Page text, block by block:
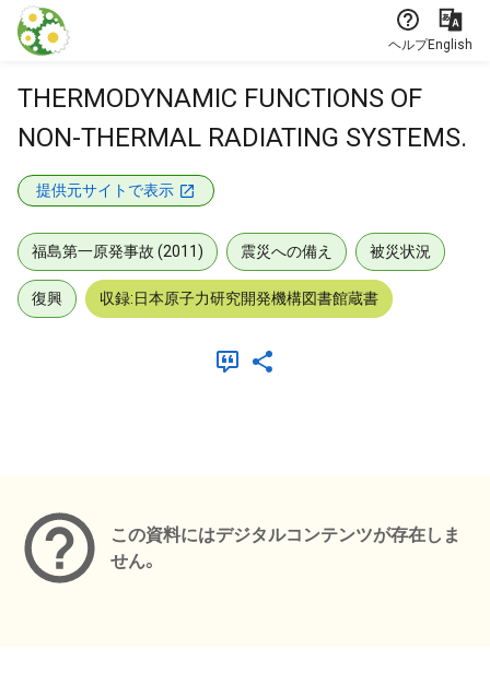
本文に飛ぶ
ヘルプEnglish
THERMODYNAMIC FUNCTIONS OF
NON-THERMAL RADIATING SYSTEMS.
提供元サイトで表示
福島第一原発事故 (2011) 震災への備え 被災状況
復興 収録:日本原子力研究開発機構図書館蔵書
この資料にはデジタルコンテンツが存在しま
せん。